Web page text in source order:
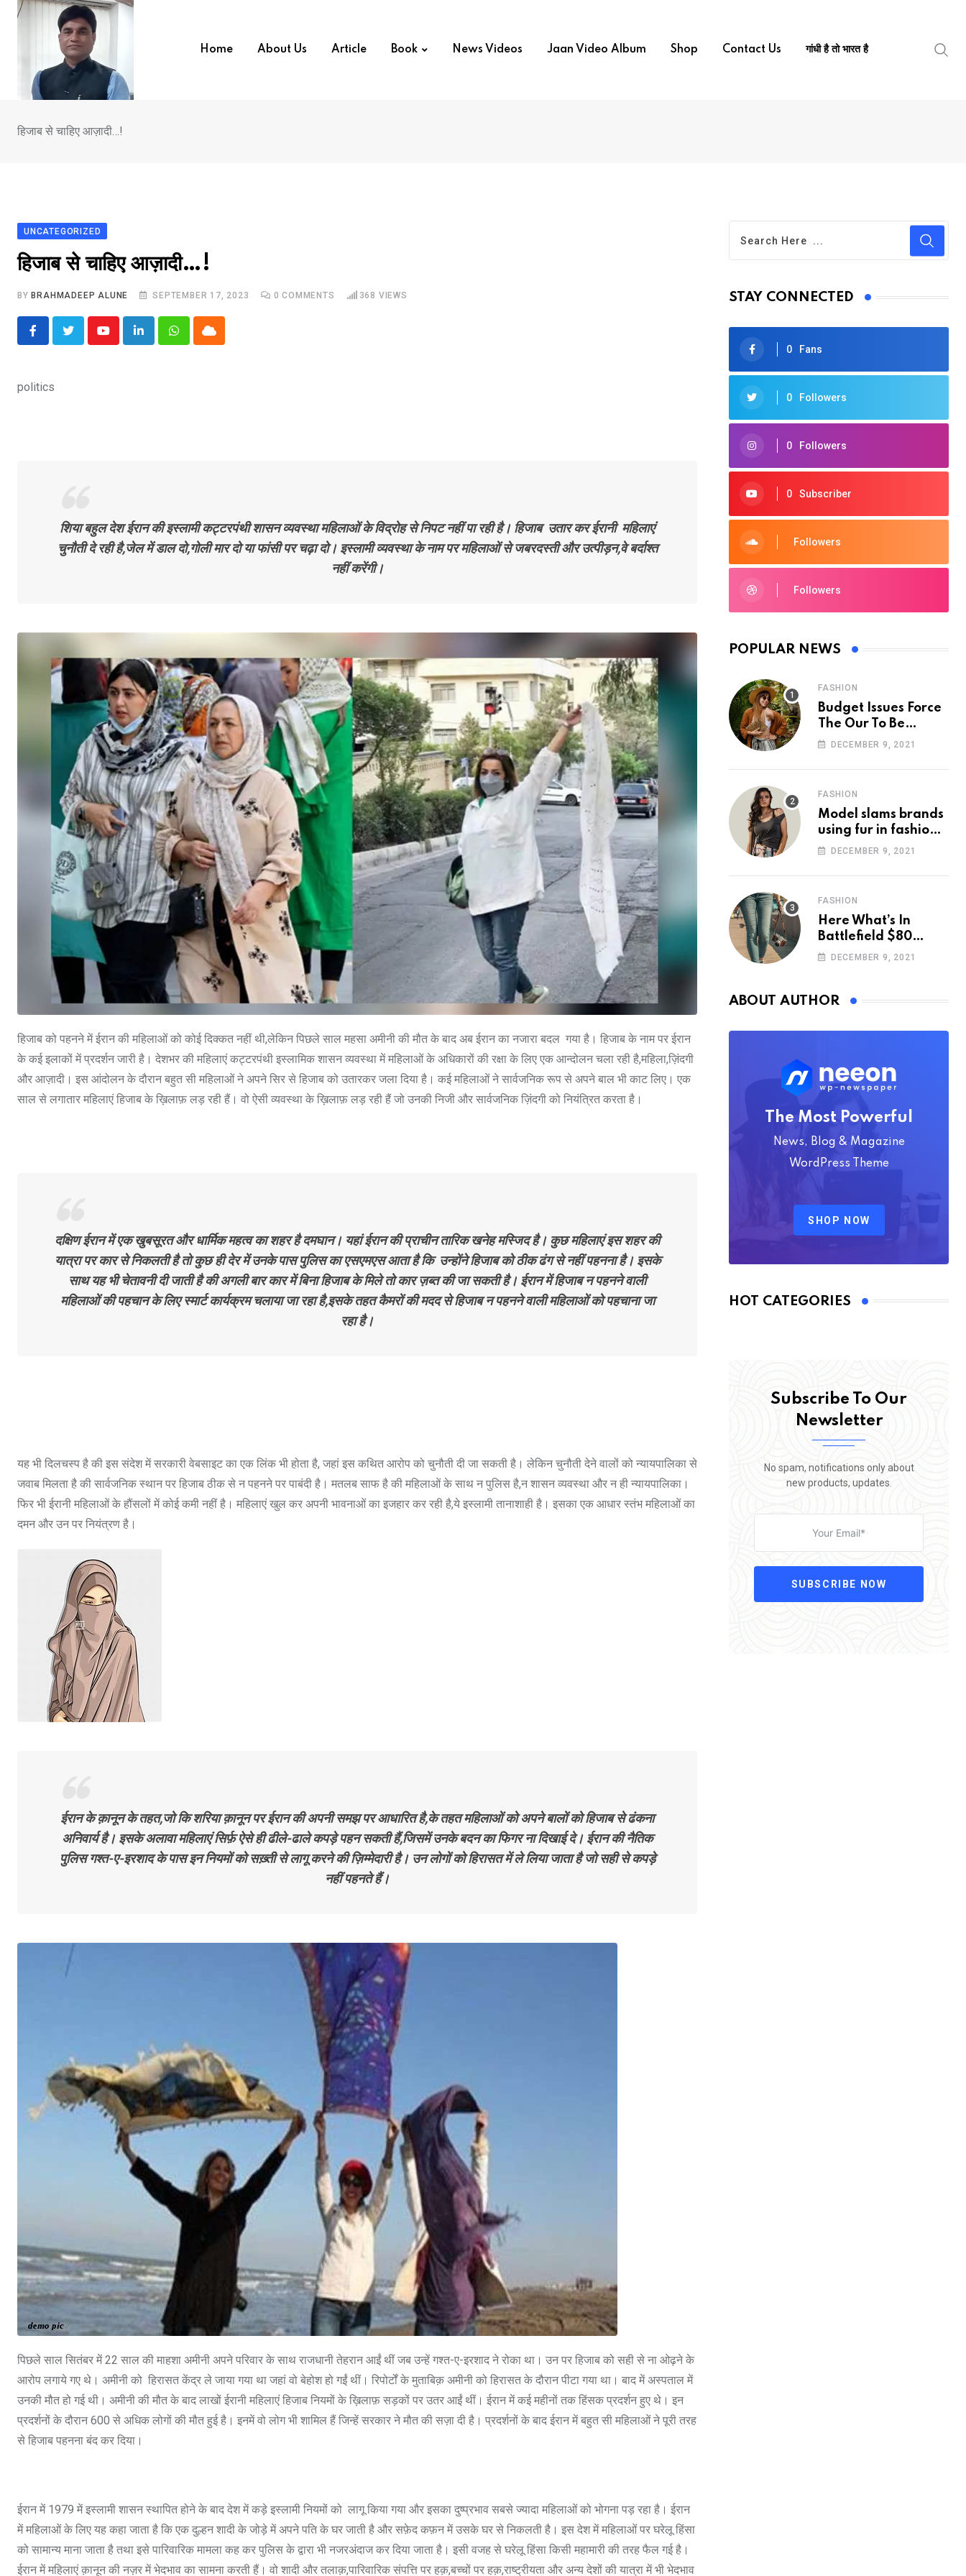
Skip
Home About Us Article Book News Videos Jaan Video Album Shop Contact Us गांधी है तो भारत है
हिजाब से चाहिए आज़ादी…!
UNCATEGORIZED
हिजाब से चाहिए आज़ादी…!
BY BRAHMADEEP ALUNE SEPTEMBER 17, 2023 0 COMMENTS 368 VIEWS
YoutubeLinkedInWhatsappCloud
politics
शिया बहुल देश ईरान की इस्लामी कट्टरपंथी शासन व्यवस्था महिलाओं के विद्रोह से निपट नहीं पा रही है। हिजाब उतार कर ईरानी महिलाएं
चुनौती दे रही है,जेल में डाल दो,गोली मार दो या फांसी पर चढ़ा दो। इस्लामी व्यवस्था के नाम पर महिलाओं से जबरदस्ती और उत्पीड़न,वे बर्दाश्त
नहीं करेंगी।
हिजाब को पहनने में ईरान की महिलाओं को कोई दिक्कत नहीं थी,लेकिन पिछले साल महसा अमीनी की मौत के बाद अब ईरान का नजारा बदल गया है। हिजाब के नाम पर ईरान
के कई इलाकों में प्रदर्शन जारी है। देशभर की महिलाएं कट्टरपंथी इस्लामिक शासन व्यवस्था में महिलाओं के अधिकारों की रक्षा के लिए एक आन्दोलन चला रही है,महिला,ज़िंदगी
और आज़ादी। इस आंदोलन के दौरान बहुत सी महिलाओं ने अपने सिर से हिजाब को उतारकर जला दिया है। कई महिलाओं ने सार्वजनिक रूप से अपने बाल भी काट लिए। एक
साल से लगातार महिलाएं हिजाब के ख़िलाफ़ लड़ रही हैं। वो ऐसी व्यवस्था के ख़िलाफ़ लड़ रही हैं जो उनकी निजी और सार्वजनिक ज़िंदगी को नियंत्रित करता है।
दक्षिण ईरान में एक खुबसूरत और धार्मिक महत्व का शहर है दमघान। यहां ईरान की प्राचीन तारिक खनेह मस्जिद है। कुछ महिलाएं इस शहर की
यात्रा पर कार से निकलती है तो कुछ ही देर में उनके पास पुलिस का एसएमएस आता है कि उन्होंने हिजाब को ठीक ढंग से नहीं पहनना है। इसके
साथ यह भी चेतावनी दी जाती है की अगली बार कार में बिना हिजाब के मिले तो कार ज़ब्त की जा सकती है। ईरान में हिजाब न पहनने वाली
महिलाओं की पहचान के लिए स्मार्ट कार्यक्रम चलाया जा रहा है,इसके तहत कैमरों की मदद से हिजाब न पहनने वाली महिलाओं को पहचाना जा
रहा है।
यह भी दिलचस्प है की इस संदेश में सरकारी वेबसाइट का एक लिंक भी होता है, जहां इस कथित आरोप को चुनौती दी जा सकती है। लेकिन चुनौती देने वालों को न्यायपालिका से
जवाब मिलता है की सार्वजनिक स्थान पर हिजाब ठीक से न पहनने पर पाबंदी है। मतलब साफ है की महिलाओं के साथ न पुलिस है,न शासन व्यवस्था और न ही न्यायपालिका।
फिर भी ईरानी महिलाओं के हौंसलों में कोई कमी नहीं है। महिलाएं खुल कर अपनी भावनाओं का इजहार कर रही है,ये इस्लामी तानाशाही है। इसका एक आधार स्तंभ महिलाओं का
दमन और उन पर नियंत्रण है।
ईरान के क़ानून के तहत,जो कि शरिया क़ानून पर ईरान की अपनी समझ पर आधारित है,के तहत महिलाओं को अपने बालों को हिजाब से ढंकना
अनिवार्य है। इसके अलावा महिलाएं सिर्फ़ ऐसे ही ढीले-ढाले कपड़े पहन सकती हैं,जिसमें उनके बदन का फिगर ना दिखाई दे। ईरान की नैतिक
पुलिस गश्त-ए-इरशाद के पास इन नियमों को सख़्ती से लागू करने की ज़िम्मेदारी है। उन लोगों को हिरासत में ले लिया जाता है जो सही से कपड़े
नहीं पहनते हैं।
पिछले साल सितंबर में 22 साल की माहशा अमीनी अपने परिवार के साथ राजधानी तेहरान आईं थीं जब उन्हें गश्त-ए-इरशाद ने रोका था। उन पर हिजाब को सही से ना ओढ़ने के
आरोप लगाये गए थे। अमीनी को हिरासत केंद्र ले जाया गया था जहां वो बेहोश हो गईं थीं। रिपोर्टों के मुताबिक़ अमीनी को हिरासत के दौरान पीटा गया था। बाद में अस्पताल में
उनकी मौत हो गई थी। अमीनी की मौत के बाद लाखों ईरानी महिलाएं हिजाब नियमों के ख़िलाफ़ सड़कों पर उतर आईं थीं। ईरान में कई महीनों तक हिंसक प्रदर्शन हुए थे। इन
प्रदर्शनों के दौरान 600 से अधिक लोगों की मौत हुई है। इनमें वो लोग भी शामिल हैं जिन्हें सरकार ने मौत की सज़ा दी है। प्रदर्शनों के बाद ईरान में बहुत सी महिलाओं ने पूरी तरह
से हिजाब पहनना बंद कर दिया।
ईरान में 1979 में इस्लामी शासन स्थापित होने के बाद देश में कड़े इस्लामी नियमों को लागू किया गया और इसका दुष्प्रभाव सबसे ज्यादा महिलाओं को भोगना पड़ रहा है। ईरान
में महिलाओं के लिए यह कहा जाता है कि एक दुल्हन शादी के जोड़े में अपने पति के घर जाती है और सफ़ेद कफ़न में उसके घर से निकलती है। इस देश में महिलाओं पर घरेलू हिंसा
को सामान्य माना जाता है तथा इसे पारिवारिक मामला कह कर पुलिस के द्वारा भी नजरअंदाज कर दिया जाता है। इसी वजह से घरेलू हिंसा किसी महामारी की तरह फैल गई है।
ईरान में महिलाएं क़ानून की नज़र में भेदभाव का सामना करती हैं। वो शादी और तलाक़,पारिवारिक संपत्ति पर हक़,बच्चों पर हक़,राष्ट्रीयता और अन्य देशों की यात्रा में भी भेदभाव
STAY CONNECTED
0 Fans
0 Followers
0 Followers
0 Subscriber
Followers
Followers
POPULAR NEWS
FASHION
Budget Issues Force
The Our To Be
Cancelled
DECEMBER 9, 2021
FASHION
Model slams brands
using fur in fashion
after walking off
DECEMBER 9, 2021
FASHION
Here What’s In
Battlefield $80
Deluxe Edition
DECEMBER 9, 2021
ABOUT AUTHOR
The Most Powerful
News, Blog & Magazine
WordPress Theme
SHOP NOW
HOT CATEGORIES
Subscribe To Our
Newsletter
No spam, notifications only about
new products, updates.
SUBSCRIBE NOW